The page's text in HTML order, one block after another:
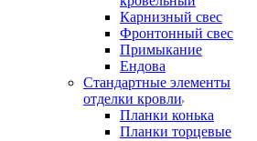
Карнизный свес
Фронтонный свес
Примыкание
Ендова
Стандартные элементы
отделки кровли
Планки конька
Планки торцевые